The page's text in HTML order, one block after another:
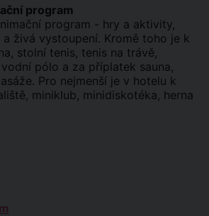
program
program - hry a aktivity,
živá vystoupení. Kromě toho je k
stolní tenis, tenis na trávě,
pólo a za příplatek sauna,
Pro nejmenší je v hotelu k
miniklub, minidiskotéka, herna